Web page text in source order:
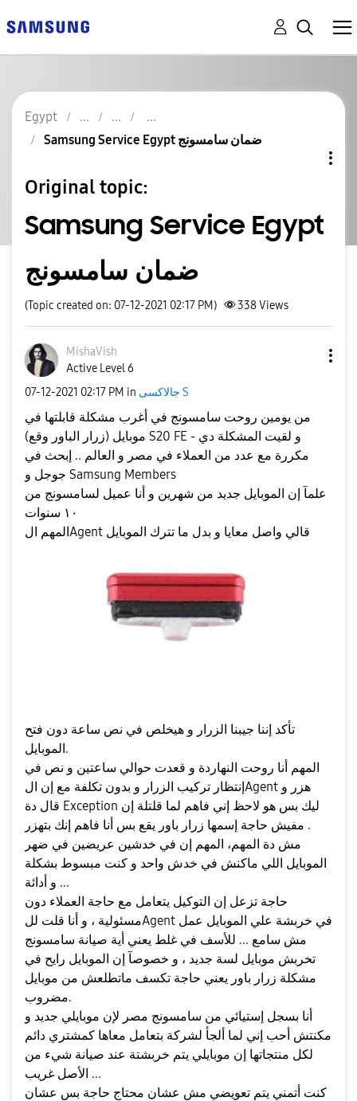
Egypt
Samsung Service Egypt ضمان سامسونج
Original topic:
Samsung Service Egypt
ضمان سامسونج
(Topic created on: 07-12-2021 02:17 PM) 338Views
MishaVish
Active Level 6
‎07-12-2021 02:17 PM in جالاكسى S
من يومين روحت سامسونج في أغرب مشكلة قابلتها في
موبايل (زرار الباور وقع) S20 FE - و لقيت المشكلة دي
مكررة مع عدد من العملاء في مصر و العالم .. إبحث في
جوجل و Samsung Members
علمآ إن الموبايل جديد من شهرين و أنا عميل لسامسونج من
تأكد إننا جيبنا الزرار و هيخلص في نص ساعة دون فتح
الموبايل.
المهم أنا روحت النهاردة و قعدت حوالي ساعتين و نص في
إنتظار تركيب الزرار و بدون تكلفة مع إن الAgent هزر و
قال دة Exception ليك بس هو لاحظ إني فاهم لما قلتلة إن
مفيش حاجة إسمها زرار باور يقع بس أنا فاهم إنك بتهزر .
مش دة المهم، المهم إن في خدشين عريضين في ضهر
الموبايل اللي ماكنش في خدش واحد و كنت مبسوط بشكلة
و أدائة ...
حاجة تزعل إن التوكيل يتعامل مع حاجة العملاء دون
مسئولية ، و أنا قلت للAgent في خربشة علي الموبايل عمل
مش سامع ... للأسف في غلط يعني أية صيانة سامسونج
تخربش موبايل لسة جديد ، و خصوصآ إن الموبايل رايح في
مشكلة زرار باور يعني حاجة تكسف ماتطلعش من موبايل
مضروب.
أنا بسجل إستيائي من سامسونج مصر لإن موبايلي جديد و
مكنتش أحب إني لما ألجأ لشركة بتعامل معاها كمشتري دائم
لكل منتجاتها إن موبايلي يتم خربشتة عند صيانة شيء من
الأصل غريب ...
كنت أتمني يتم تعويضي مش عشان محتاج حاجة بس عشان